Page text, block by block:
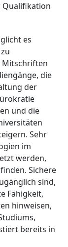
es
Mitschriften
die
der
und die
Sehr
im
werden,
Sichere
sind,
Fähigkeit,
hinweisen,
bereits in